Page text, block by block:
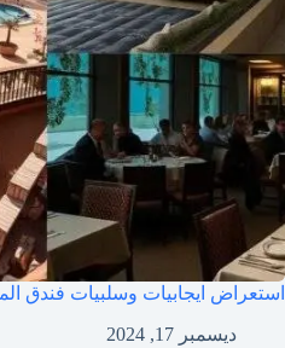
استعراض ايجابيات وسلبيات فندق
ديسمبر 17, 2024